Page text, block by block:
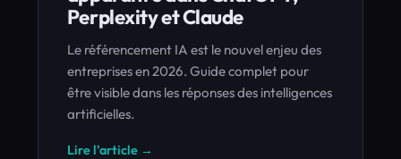
Perplexity et Claude
Le référencement IA est le nouvel enjeu des
entreprises en 2026. Guide complet pour
être visible dans les réponses des intelligences
artificielles.
Lire l'article →